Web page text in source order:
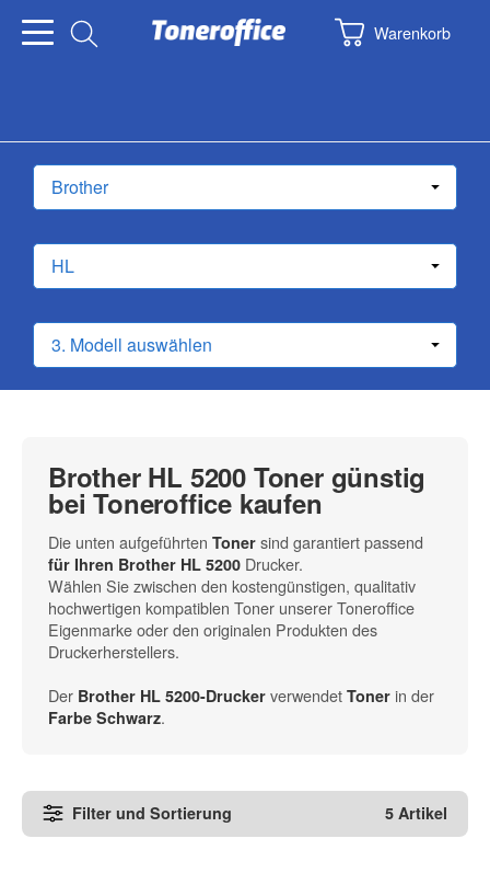
Warenkorb
Brother HL 5200 Toner günstig
bei Toneroffice kaufen
Die unten aufgeführten Toner sind garantiert passend
für Ihren Brother HL 5200 Drucker.
Wählen Sie zwischen den kostengünstigen, qualitativ
hochwertigen kompatiblen Toner unserer Toneroffice
Eigenmarke oder den originalen Produkten des
Druckerherstellers.
Der Brother HL 5200-Drucker verwendet Toner in der
Farbe Schwarz.
Filter und Sortierung 5 Artikel